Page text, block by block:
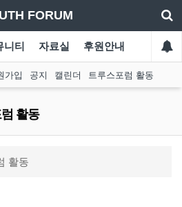
FORUM
니티 자료실 후원안내
가입 공지 캘린더 트루스포럼 활동
활동
활동